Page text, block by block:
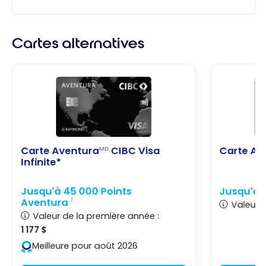
Cartes alternatives
Carte AventuraMD CIBC Visa
Infinite*
Jusqu'à 45 000 Points
Aventura†
Valeur de la première année :
1 177 $
Meilleure pour août 2026
Carte
Jusqu'à
Valeur